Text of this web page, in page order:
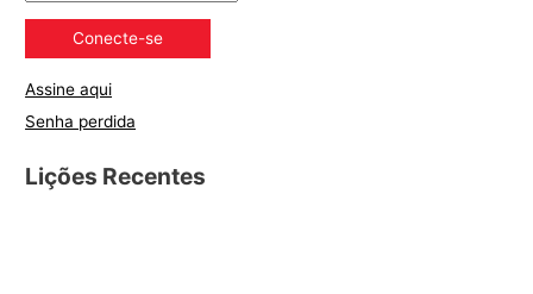
Assine aqui
Senha perdida
Lições Recentes